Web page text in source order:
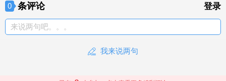
0 条评论 登录
来说两句吧。。。
我来说两句